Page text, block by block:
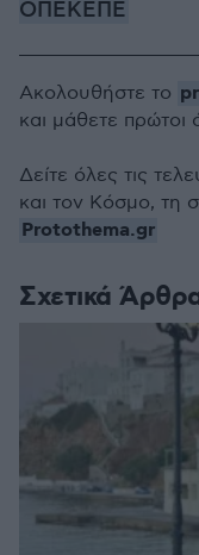
ΟΠΕΚΕΠΕ
Σχετικά
Ακολουθήστε το
και μάθετε πρώτοι
Δείτε όλες τις
και τον Κόσμο, τη
Protothema.gr